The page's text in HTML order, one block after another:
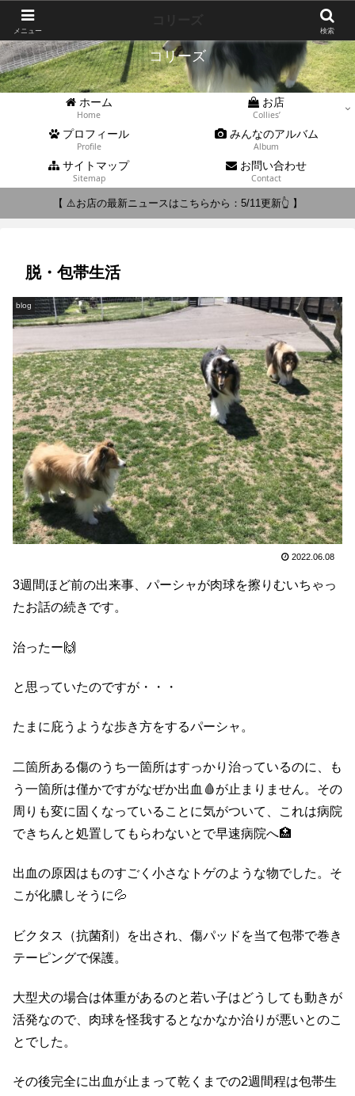
コリーズ
ホーム
Home
お店
Collies’
プロフィール
Profile
みんなのアルバム
Album
サイトマップ
Sitemap
お問い合わせ
Contact
【 ⚠️お店の最新ニュースはこちらから：5/11更新👆 】
脱・包帯生活
blog
2022.06.08
3週間ほど前の出来事、パーシャが肉球を擦りむいちゃっ
たお話の続きです。
治ったー🙌
と思っていたのですが・・・
たまに庇うような歩き方をするパーシャ。
二箇所ある傷のうち一箇所はすっかり治っているのに、も
う一箇所は僅かですがなぜか出血🩸が止まりません。その
周りも変に固くなっていることに気がついて、これは病院
できちんと処置してもらわないとで早速病院へ🏥
出血の原因はものすごく小さなトゲのような物でした。そ
こが化膿しそうに💦
ビクタス（抗菌剤）を出され、傷パッドを当て包帯で巻き
テーピングで保護。
大型犬の場合は体重があるのと若い子はどうしても動きが
活発なので、肉球を怪我するとなかなか治りが悪いとのこ
とでした。
その後完全に出血が止まって乾くまでの2週間程は包帯生
メニュー 検索